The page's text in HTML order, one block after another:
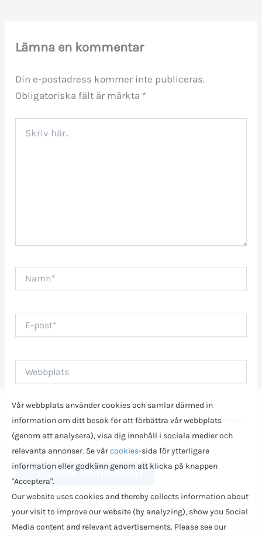
Lämna en kommentar
Din e-postadress kommer inte publiceras.
Obligatoriska fält är märkta *
här..
post*
Spara mitt namn, min e-postadress och webbplats i denna
webbläsare till nästa gång jag skriver en kommentar.
Vår webbplats använder cookies och samlar därmed in
information om ditt besök för att förbättra vår webbplats
(genom att analysera), visa dig innehåll i sociala medier och
relevanta annonser. Se vårcookies-sida för ytterligare
information eller godkänn genom att klicka på knappen
"Acceptera".
Our website uses cookies and thereby collects information about
your visit to improve our website (by analyzing), show you Social
Media content and relevant advertisements. Please see our